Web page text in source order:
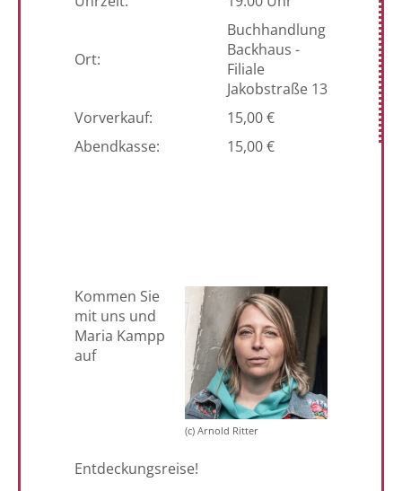
Ort:
Buchhandlung
Backhaus -
Filiale
Jakobstraße 13
Vorverkauf:
15,00 €
Abendkasse:
15,00 €
(c) Arnold Ritter
Kommen Sie
mit uns und
Maria Kampp
auf
Entdeckungsreise!